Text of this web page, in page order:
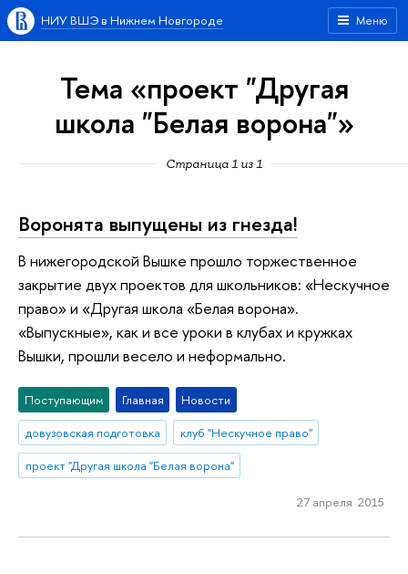
Меню
НИУ ВШЭ в Нижнем Новгороде
Тема «проект "Другая
школа "Белая ворона"»
Страница 1 из 1
Воронята выпущены из гнезда!
В нижегородской Вышке прошло торжественное
закрытие двух проектов для школьников: «Нескучное
право» и «Другая школа «Белая ворона».
«Выпускные», как и все уроки в клубах и кружках
Вышки, прошли весело и неформально.
Поступающим Главная
Новости
довузовская подготовка
клуб "Нескучное право"
проект "Другая школа "Белая ворона"
27 апреля 2015